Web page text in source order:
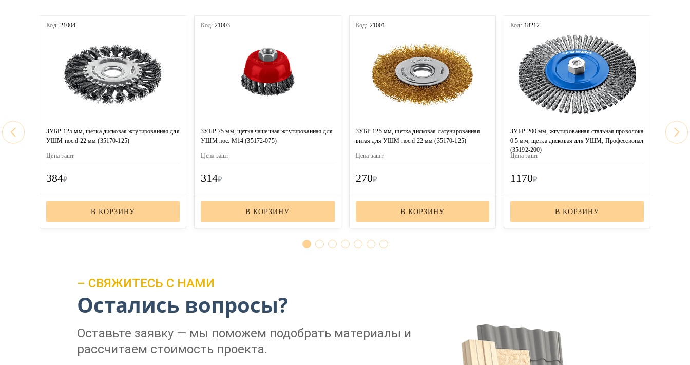
Код: 21004
ЗУБР 125 мм, щетка дисковая жгутированная для
УШМ пос.d 22 мм (35170-125)
Цена зашт
384₽
В КОРЗИНУ
Код: 21003
ЗУБР 75 мм, щетка чашечная жгутированная для
УШМ пос. М14 (35172-075)
Цена зашт
314₽
В КОРЗИНУ
Код: 21001
ЗУБР 125 мм, щетка дисковая латунированная
витая для УШМ пос.d 22 мм (35170-125)
Цена зашт
270₽
В КОРЗИНУ
Код: 18212
ЗУБР 200 мм, жгутированная стальная проволока
0.5 мм, щетка дисковая для УШМ, Профессионал
(35192-200)
Цена зашт
1170₽
В КОРЗИНУ
MIRAX
– СВЯЖИТЕСЬ С НАМИ
Остались вопросы?
Оставьте заявку — мы поможем подобрать материалы и
рассчитаем стоимость проекта.
ЗАКАЗАТЬ ЗВОНОК
данных в соответствии с ФЗ от 27.07.2006 № 152-ФЗ "О персональных данных", на
условиях и для целей, определенных в
политикой конфиденциальности